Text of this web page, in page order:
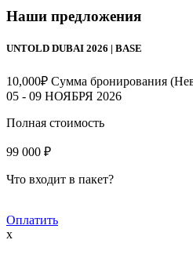
Наши предложения
UNTOLD DUBAI 2026 | BASE
10,000₽ Сумма бронирования
05 - 09 НОЯБРЯ 2026
Полная стоимость
99 000 ₽
Что входит в пакет?
Оплатить
x